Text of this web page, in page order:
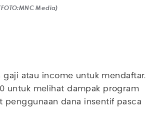
Media)
gaji atau income untuk mendaftar.
untuk melihat dampak program
penggunaan dana insentif pasca